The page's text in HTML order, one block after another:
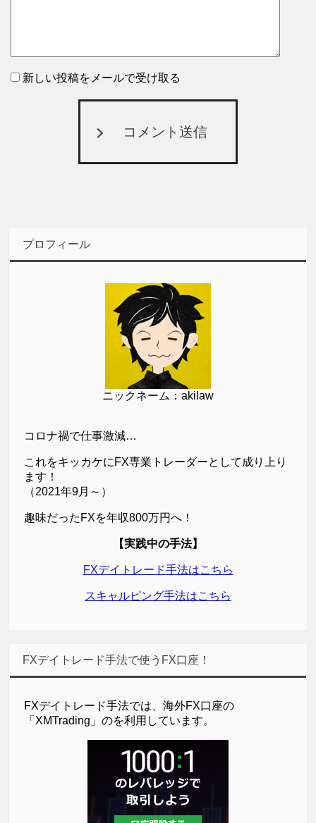
新しい投稿をメールで受け取る
コメント送信
プロフィール
ニックネーム：akilaw
コロナ禍で仕事激減…
これをキッカケにFX専業トレーダーとして成り上り
ます！
（2021年9月～）
趣味だったFXを年収800万円へ！
【実践中の手法】
FXデイトレード手法はこちら
スキャルピング手法はこちら
FXデイトレード手法で使うFX口座！
FXデイトレード手法では、海外FX口座の
「XMTrading」のを利用しています。